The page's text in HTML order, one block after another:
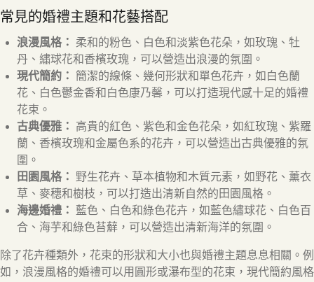
常見的婚禮主題和花藝搭配
浪漫風格：
柔和的粉色、白色和淡紫色花朵，如玫瑰、牡
丹、繡球花和香檳玫瑰，可以營造出浪漫的氛圍。
現代簡約：
簡潔的線條、幾何形狀和單色花卉，如白色蘭
花、白色鬱金香和白色康乃馨，可以打造現代感十足的婚禮
花束。
古典優雅：
高貴的紅色、紫色和金色花朵，如紅玫瑰、紫羅
蘭、香檳玫瑰和金屬色系的花卉，可以營造出古典優雅的氛
圍。
田園風格：
野生花卉、草本植物和木質元素，如野花、薰衣
草、麥穗和樹枝，可以打造出清新自然的田園風格。
海邊婚禮：
藍色、白色和綠色花卉，如藍色繡球花、白色百
合、海芋和綠色苔蘚，可以營造出清新海洋的氛圍。
除了花卉種類外，花束的形狀和大小也與婚禮主題息息相關。例
如，浪漫風格的婚禮可以用圓形或瀑布型的花束，現代簡約風格